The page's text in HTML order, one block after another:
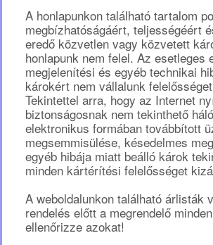
A honlapunkon található tartalom
megbízhatóságáért, teljességéért
eredő közvetlen vagy közvetett
honlapunk nem felel. Az esetleges
megjelenítési és egyéb technikai
károkért nem vállalunk
Tekintettel arra, hogy az Internet
biztonságosnak nem tekinthető
elektronikus formában továbbított
megsemmisülése, késedelmes
egyéb hibája miatt beálló károk
minden kártérítési felelősséget
A weboldalunkon található árlisták
rendelés előtt a megrendelő
ellenőrizze azokat!